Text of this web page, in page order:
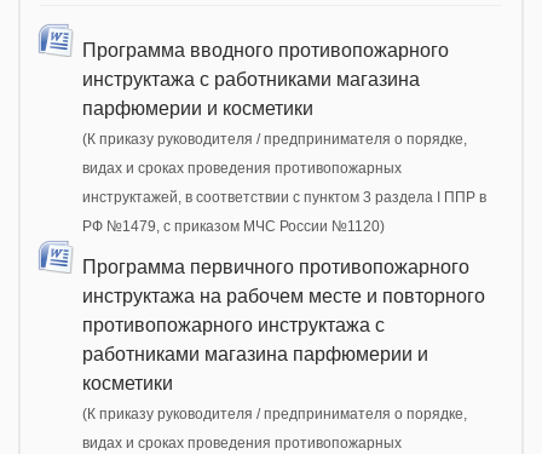
Программа вводного противопожарного
инструктажа с работниками магазина
парфюмерии и косметики
(К приказу руководителя / предпринимателя о порядке,
видах и сроках проведения противопожарных
инструктажей, в соответствии с пунктом 3 раздела I ППР в
РФ №1479, с приказом МЧС России №1120)
Программа первичного противопожарного
инструктажа на рабочем месте и повторного
противопожарного инструктажа с
работниками магазина парфюмерии и
косметики
(К приказу руководителя / предпринимателя о порядке,
видах и сроках проведения противопожарных